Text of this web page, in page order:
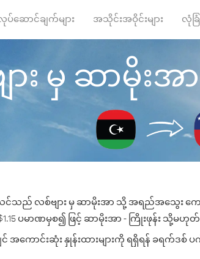
ပ်ဆောင်ချက်များ အသိုင်းအဝိုင်းများ လုံခ
ား မှ ဆာမိုးအ
သင်သည် လစ်ဗျား မှ ဆာမိုးအာ သို့ အရည်အသွေး က
ပမာဏမှစ၍ ဖြင့် ဆာမိုးအာ - ကြိုးဖုန်း သို့မ
ကောင်းဆုံး နှုန်းထားများကို ရရှိရန် ခရက်ဒစ်